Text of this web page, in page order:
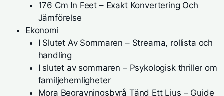
176 Cm In Feet – Exakt Konvertering Och
Jämförelse
Ekonomi
I Slutet Av Sommaren – Streama, rollista och
handling
I slutet av sommaren – Psykologisk thriller om
familjehemligheter
Mora Begravningsbyrå Tänd Ett Ljus – Guide